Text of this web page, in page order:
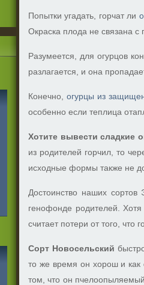
Попытки угадать, горчат ли
Окраска плода не связана с
Разумеется, для огурцов
разлагается, и она
Конечно,огурцы из
особенно если теплица
Хотите вывести сладкие
из родителей горчил, то
исходные формы также не
Достоинство наших
генофонде родителей.
считает потери от того, что
Сорт Новосельский
то же время он хорош и как
том, что он